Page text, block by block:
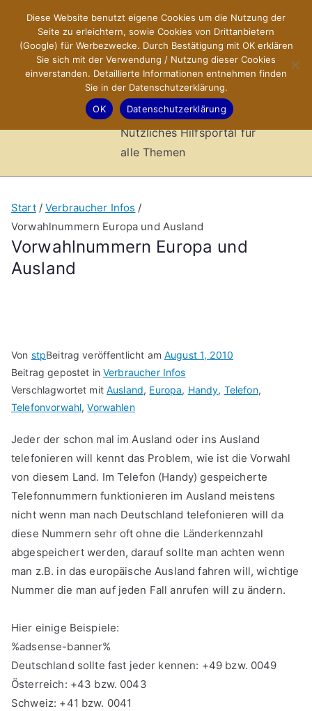
springen
X-Sites.de
–
Hilfsportal
Nützliches Hilfsportal für
alle Themen
Vorwahlnummern Europa und
Ausland
Start
Verbraucher Infos
Vorwahlnummern Europa und Ausland
Von stpBeitrag veröffentlicht am August 1, 2010
Beitrag gepostet inVerbraucher Infos
Verschlagwortet mitAusland, Europa, Handy, Telefon,
Telefonvorwahl,Vorwahlen
Jeder der schon mal im Ausland oder ins Ausland
telefonieren will kennt das Problem, wie ist die Vorwahl
von diesem Land. Im Telefon (Handy) gespeicherte
Telefonnummern funktionieren im Ausland meistens
nicht wenn man nach Deutschland telefonieren will da
diese Nummern sehr oft ohne die Länderkennzahl
abgespeichert werden, darauf sollte man achten wenn
man z.B. in das europäische Ausland fahren will, wichtige
Nummer die man auf jeden Fall anrufen will zu ändern.
Hier einige Beispiele:
%adsense-banner%
Deutschland sollte fast jeder kennen: +49 bzw. 0049
Österreich: +43 bzw. 0043
Schweiz: +41 bzw. 0041
Diese Website benutzt eigene Cookies um die Nutzung der
Seite zu erleichtern, sowie Cookies von Drittanbietern
(Google) für Werbezwecke. Durch Bestätigung mit OK erklären
Sie sich mit der Verwendung / Nutzung dieser Cookies
einverstanden. Detaillierte Informationen entnehmen finden
Sie in der Datenschutzerklärung.
OK
Datenschutzerklärung